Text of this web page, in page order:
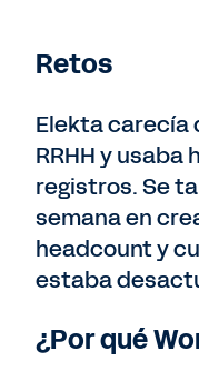
Retos
Elekta carecía
RRHH y usaba
registros. Se
semana en
headcount y
estaba
¿Por qué